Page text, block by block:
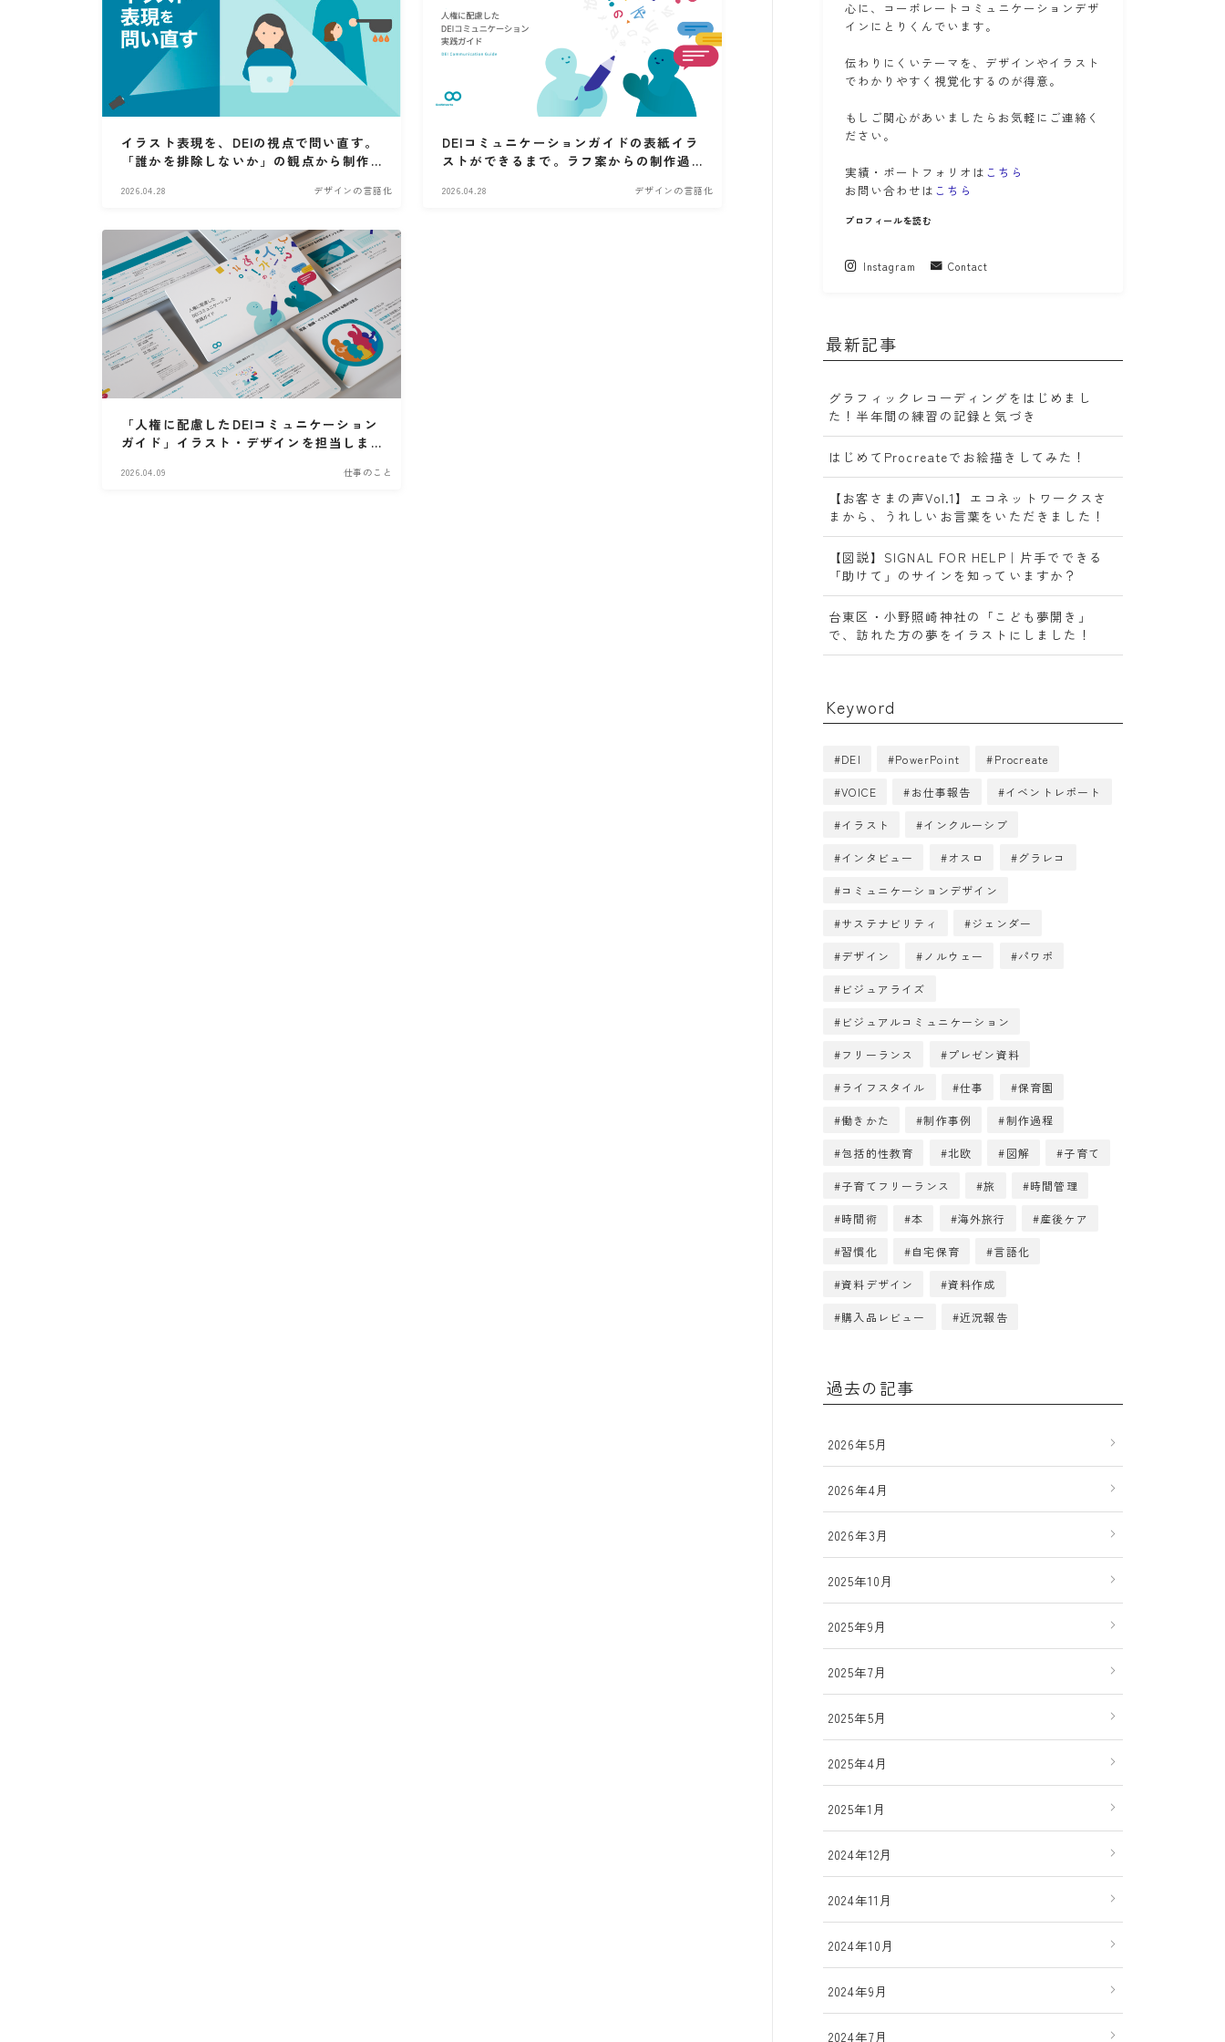
イラスト表現を、DEIの視点で問い直す。
「誰かを排除しないか」の観点から制作
2026.04.28 デザインの言語化
DEIコミュニケーションガイドの表紙イラ
ストができるまで。ラフ案からの制作過
2026.04.28 デザインの言語化
「人権に配慮したDEIコミュニケーション
ガイド」イラスト・デザインを担当しま
2026.04.09 仕事のこと
心に、コーポレートコミュニケーションデザ
インにとりくんでいます。
伝わりにくいテーマを、デザインやイラスト
でわかりやすく視覚化するのが得意。
もしご関心があいましたらお気軽にご連絡く
ださい。
実績・ポートフォリオは こちら
お問い合わせは こちら
プロフィールを読む
Instagram Contact
最新記事
グラフィックレコーディングをはじめまし
た！半年間の練習の記録と気づき
はじめてProcreateでお絵描きしてみた！
【お客さまの声Vol.1】エコネットワークスさ
まから、うれしいお言葉をいただきました！
【図説】SIGNAL FOR HELP｜片手でできる
「助けて」のサインを知っていますか？
台東区・小野照崎神社の「こども夢開き」
で、訪れた方の夢をイラストにしました！
Keyword
DEI PowerPoint Procreate
VOICE お仕事報告 イベントレポート
イラスト インクルーシブ
インタビュー オスロ グラレコ
コミュニケーションデザイン
サステナビリティ ジェンダー
デザイン ノルウェー パワポ
ビジュアライズ
ビジュアルコミュニケーション
フリーランス プレゼン資料
ライフスタイル 仕事 保育園
働きかた 制作事例 制作過程
包括的性教育 北欧 図解 子育て
子育てフリーランス 旅 時間管理
時間術 本 海外旅行 産後ケア
習慣化 自宅保育 言語化
資料デザイン 資料作成
購入品レビュー 近況報告
過去の記事
2026年5月
2026年4月
2026年3月
2025年10月
2025年9月
2025年7月
2025年5月
2025年4月
2025年1月
2024年12月
2024年11月
2024年10月
2024年9月
2024年7月